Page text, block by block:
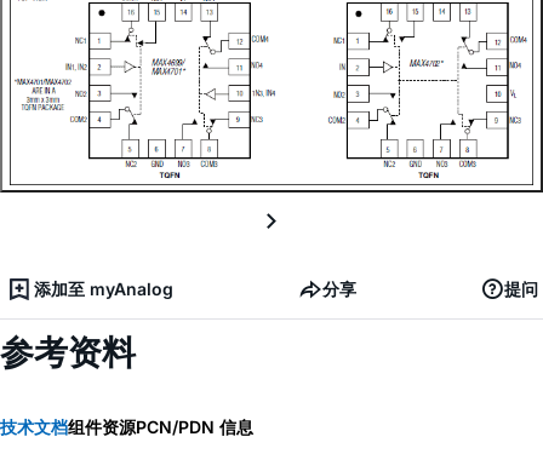
添加至 myAnalog 分享 提问
参考资料
技术文档组件资源PCN/PDN 信息